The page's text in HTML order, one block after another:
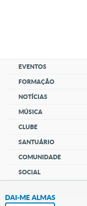
EVENTOS
FORMAÇÃO
NOTÍCIAS
MÚSICA
CLUBE
SANTUÁRIO
COMUNIDADE
SOCIAL
DAI-ME ALMAS